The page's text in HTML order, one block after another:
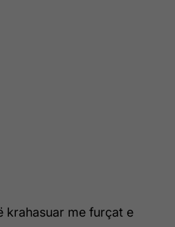
krahasuar me furçat e